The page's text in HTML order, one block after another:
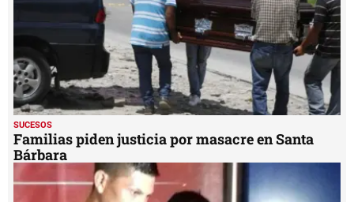
SUCESOS
Familias piden justicia por masacre en Santa
Bárbara